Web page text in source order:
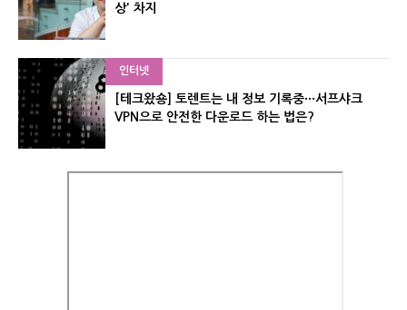
상' 차지
인터넷
[테크왔숑] 토렌트는 내 정보 기록중···서프샤크
VPN으로 안전한 다운로드 하는 법은?